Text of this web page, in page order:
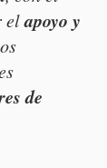
el apoyo y
de